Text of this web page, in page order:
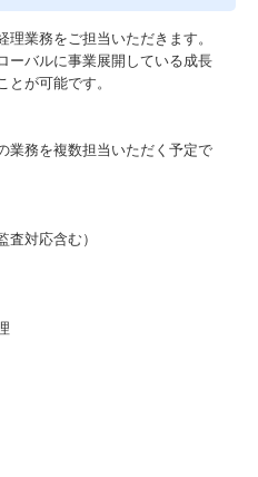
業務をご担当いただきます。
ーバルに事業展開している成長
が可能です。
業務を複数担当いただく予定で
査対応含む）